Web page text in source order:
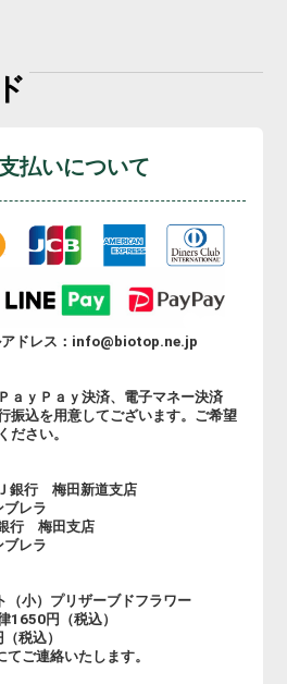
払いについて
ドレス：info@biotop.ne.jp
ａｙＰａｙ決済、電子マネー決済
振込を用意してございます。ご希望
ださい。
銀行 梅田新道支店
レラ
銀行 梅田支店
レラ
（小）プリザーブドフラワー
1650円（税込）
税込）
ご連絡いたします。